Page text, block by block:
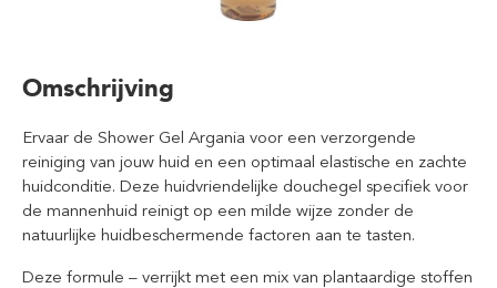
Omschrijving
Ervaar de Shower Gel Argania voor een verzorgende
reiniging van jouw huid en een optimaal elastische en zachte
huidconditie. Deze huidvriendelijke douchegel specifiek voor
de mannenhuid reinigt op een milde wijze zonder de
natuurlijke huidbeschermende factoren aan te tasten.
Deze formule – verrijkt met een mix van plantaardige stoffen